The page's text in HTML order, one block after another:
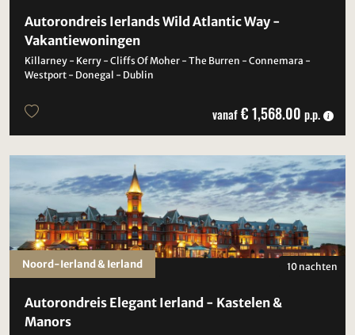
Autorondreis Ierlands Wild Atlantic Way -
Vakantiewoningen
Killarney - Kerry - Cliffs Of Moher - The Burren - Connemara -
Westport - Donegal - Dublin
vanaf€ 1,568.00 p.p.
Autorondreis Elegant Ierland - Kastelen &
Manors
10 nachten
Noord-Ierland & Ierland